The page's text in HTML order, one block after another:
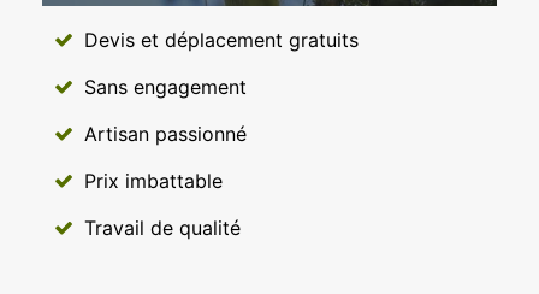
Devis et déplacement gratuits
Sans engagement
Artisan passionné
Prix imbattable
Travail de qualité